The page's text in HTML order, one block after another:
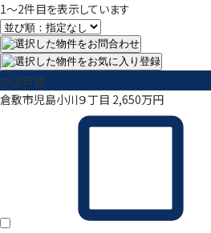
1～2件目を表示しています
中古戸建
倉敷市児島小川９丁目 2,650万円